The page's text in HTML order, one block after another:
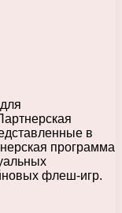
в
программа
флеш-игр.